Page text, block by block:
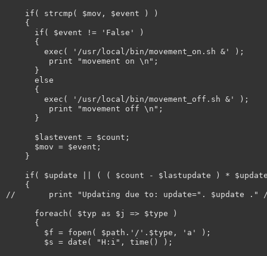
    if( strcmp( $mov, $event ) )
    {
      if( $event != 'False' )
      {
        exec( '/usr/local/bin/movement_on.sh &' );
         print "movement on \n";
      }
      else
      {
        exec( '/usr/local/bin/movement_off.sh &' );
         print "movement off \n";
      }
      $lastevent = $count;
      $mov = $event;
    }
if( $update || ( ( $count - $lastupdate ) *
    {
//       print "Updating due to: update=". $update ."
      foreach( $typ as $j => $type )
      {
        $f = fopen( $path.'/'.$type, 'a' );
        $s = date( "H:i", time() );